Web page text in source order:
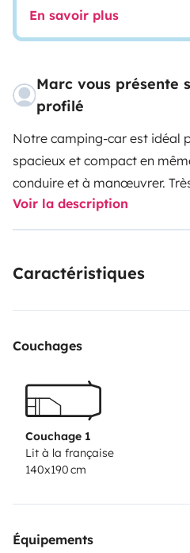
En savoir plus
Marc vous présente
profilé
Notre camping-car est idéal
spacieux et compact en
conduire et à manœuvrer.
bon état (sellerie toute
Voir la description
Caractéristiques
Couchages
Couchage 1
Lit à la française
140x190 cm
Équipements